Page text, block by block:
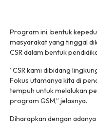
Program ini, bentuk
masyarakat yang tinggal
CSR dalam bentuk
“CSR kami dibidang
Fokus utamanya kita di
tempuh untuk melalukan
program GSM,” jelasnya.
Diharapkan dengan